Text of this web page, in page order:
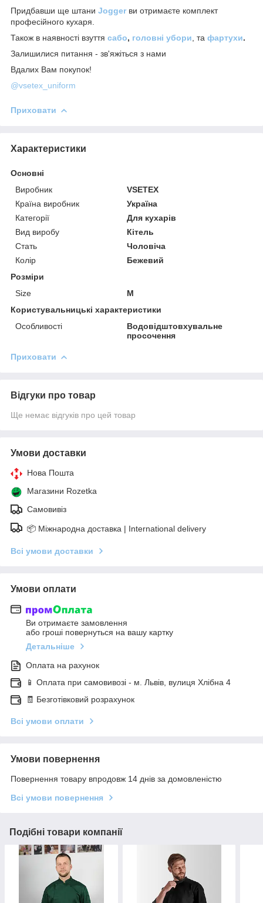
Придбавши ще штани Joggerви отримаєте комплект
професійного кухаря.
Також в наявності взуття сабо, головні убори , та фартухи.
Залишилися питання - зв'яжіться з нами
Вдалих Вам покупок!
@vsetex_uniform
Приховати
Характеристики
Основні
Виробник
VSETEX
Країна виробник
Україна
Категорії
Для кухарів
Вид виробу
Кітель
Стать
Чоловіча
Колір
Бежевий
Розміри
Size
M
Користувальницькі характеристики
Особливості
Водовідштовхувальне
просочення
Приховати
Відгуки про товар
Ще немає відгуків про цей товар
Умови доставки
Нова Пошта
Магазини Rozetka
Самовивіз
📦 Міжнародна доставка | International delivery
Всі умови доставки
Умови оплати
Ви отримаєте замовлення
або гроші повернуться на вашу картку
Детальніше
Оплата на рахунок
📱 Оплата при самовивозі - м. Львів, вулиця Хлібна 4
🧾 Безготівковий розрахунок
Всі умови оплати
Умови повернення
Повернення товару впродовж 14 днів за домовленістю
Всі умови повернення
Подібні товари компанії